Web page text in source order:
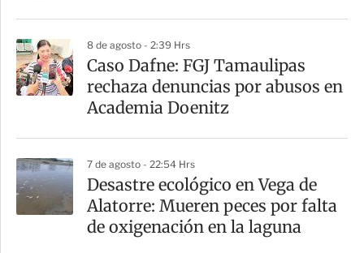
r
8 de agosto - 2:39 Hrs
Caso Dafne: FGJ Tamaulipas
rechaza denuncias por abusos en
Academia Doenitz
7 de agosto - 22:54 Hrs
Desastre ecológico en Vega de
Alatorre: Mueren peces por falta
de oxigenación en la laguna